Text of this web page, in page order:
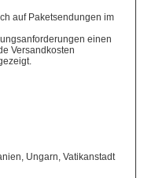
auf Paketsendungen im
einen
Versandkosten
Ungarn, Vatikanstadt